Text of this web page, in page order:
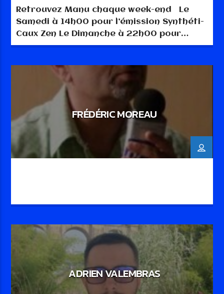
Retrouvez Manu chaque week-end Le
Samedi à 14h00 pour l’émission Synthéti-
Caux Zen Le Dimanche à 22h00 pour
l’émission La Note en Chantant
FRÉDÉRIC MOREAU
ADRIEN VALEMBRAS